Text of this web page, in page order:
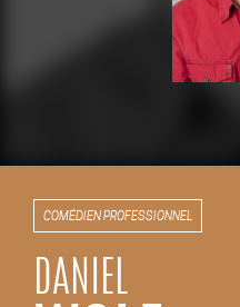
COMÉDIEN PROFESSIONNEL
DANIEL